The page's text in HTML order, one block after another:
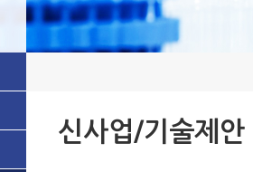
신사업/기술제안